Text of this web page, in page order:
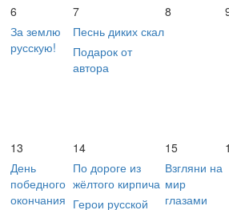
6
За землю
русскую!
7
Песнь диких скал
Подарок от
автора
8
13
День
победного
окончания
14
По дороге из
жёлтого кирпича
Герои русской
15
Взгляни на
мир
глазами